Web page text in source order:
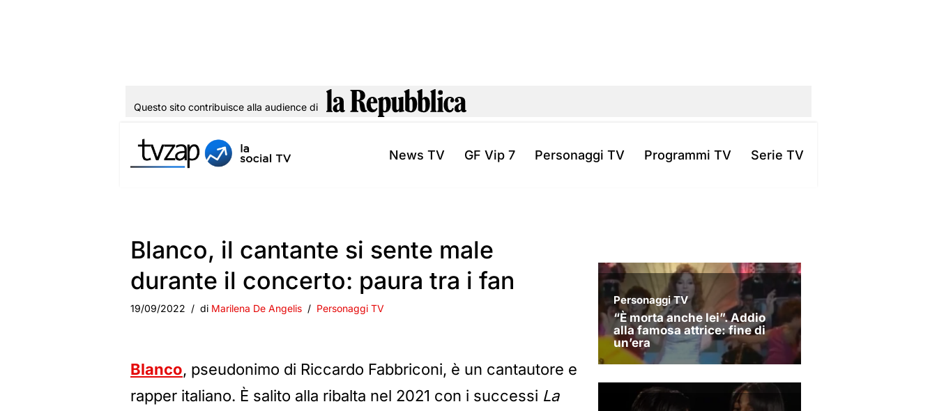
al
Questo sito contribuisce alla audience di
News TV GF Vip 7 Personaggi TV Programmi TV Serie TV
Blanco, il cantante si sente male
durante il concerto: paura tra i fan
19/09/2022 di Marilena De Angelis Personaggi TV
Blanco, pseudonimo di Riccardo Fabbriconi, è un cantautore e
rapper italiano. È salito alla ribalta nel 2021 con i successi La